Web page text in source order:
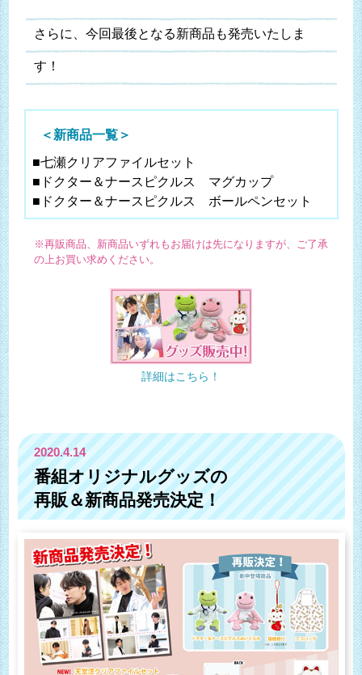
さらに、今回最後となる新商品も発売いたしま
す！
＜新商品一覧＞
■七瀬クリアファイルセット
■ドクター＆ナースピクルス マグカップ
■ドクター＆ナースピクルス ボールペンセット
※再販商品、新商品いずれもお届けは先になりますが、ご了承
の上お買い求めください。
詳細はこちら！
2020.4.14
番組オリジナルグッズの
再販＆新商品発売決定！